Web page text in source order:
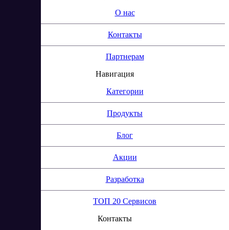
О нас
Контакты
Партнерам
Навигация
Категории
Продукты
Блог
Акции
Разработка
ТОП 20 Сервисов
Контакты